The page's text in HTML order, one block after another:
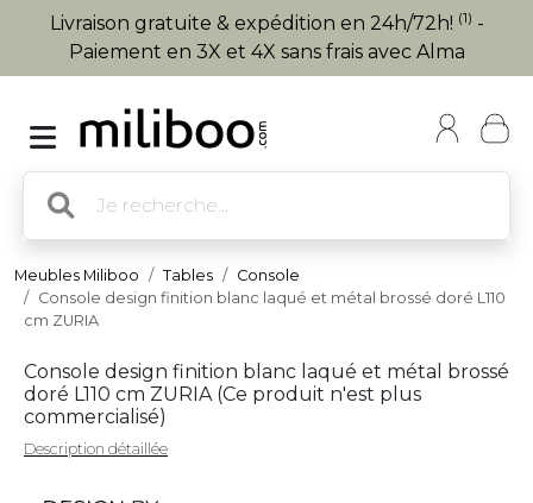
Livraison gratuite & expédition en 24h/72h! (1) -
Paiement en 3X et 4X sans frais avec Alma
Meubles Miliboo Tables
Console
Console design finition blanc laqué et métal brossé doré L110
cm ZURIA
Console design finition blanc laqué et métal brossé
doré L110 cm ZURIA (Ce produit n'est plus
commercialisé)
Description détaillée